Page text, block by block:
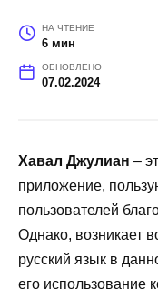
НА ЧТЕНИЕ
6 мин
ОБНОВЛЕНО
07.02.2024
Хавал Джулиан –
приложение,
пользователей
Однако, возникает
русский язык в
его использование